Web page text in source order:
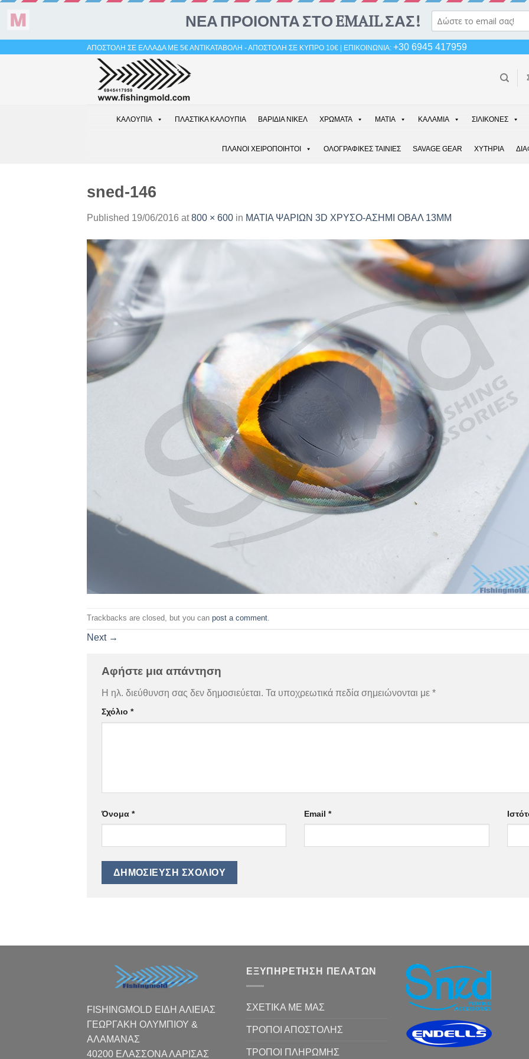
ΑΠΟΣΤΟΛΗ ΣΕ ΕΛΛΑΔΑ ΜΕ 5€ ΑΝΤΙΚΑΤΑΒΟΛΗ - ΑΠΟΣΤΟΛΗ ΣΕ ΚΥΠΡΟ 10€ | ΕΠΙΚΟΙΝΩΝΙΑ: +30 6945 417959
ΚΑΛΟΥΠΙΑ ΠΛΑΣΤΙΚΑ ΚΑΛΟΥΠΙΑ ΒΑΡΙΔΙΑ ΝΙΚΕΛ ΧΡΩΜΑΤΑ ΜΑΤΙΑ ΚΑΛΑΜΙΑ ΣΙΛΙΚΟΝΕΣ
ΠΛΑΝΟΙ ΧΕΙΡΟΠΟΙΗΤΟΙ ΟΛΟΓΡΑΦΙΚΕΣ ΤΑΙΝΙΕΣ SAVAGE GEAR ΧΥΤΗΡΙΑ
sned-146
Published 19/06/2016 at800 × 600 in ΜΑΤΙΑ ΨΑΡΙΩΝ 3D ΧΡΥΣΟ-ΑΣΗΜΙ ΟΒΑΛ 13ΜΜ
Trackbacks are closed, but you can post a comment
Next →
Αφήστε μια απάντηση
Η ηλ. διεύθυνση σας δεν δημοσιεύεται. Τα υποχρεωτικά πεδία σημειώνονται με *
Σχόλιο *
Όνομα * Email*
FISHINGMOLD ΕΙΔΗ ΑΛΙΕΙΑΣ
ΓΕΩΡΓΑΚΗ ΟΛΥΜΠΙΟΥ &
ΑΛΑΜΑΝΑΣ
40200 ΕΛΑΣΣΟΝΑ ΛΑΡΙΣΑΣ
ΕΞΥΠΗΡΕΤΗΣΗ ΠΕΛΑΤΩΝ
ΣΧΕΤΙΚΑ ΜΕ ΜΑΣ
ΤΡΟΠΟΙ ΑΠΟΣΤΟΛΗΣ
ΤΡΟΠΟΙ ΠΛΗΡΩΜΗΣ